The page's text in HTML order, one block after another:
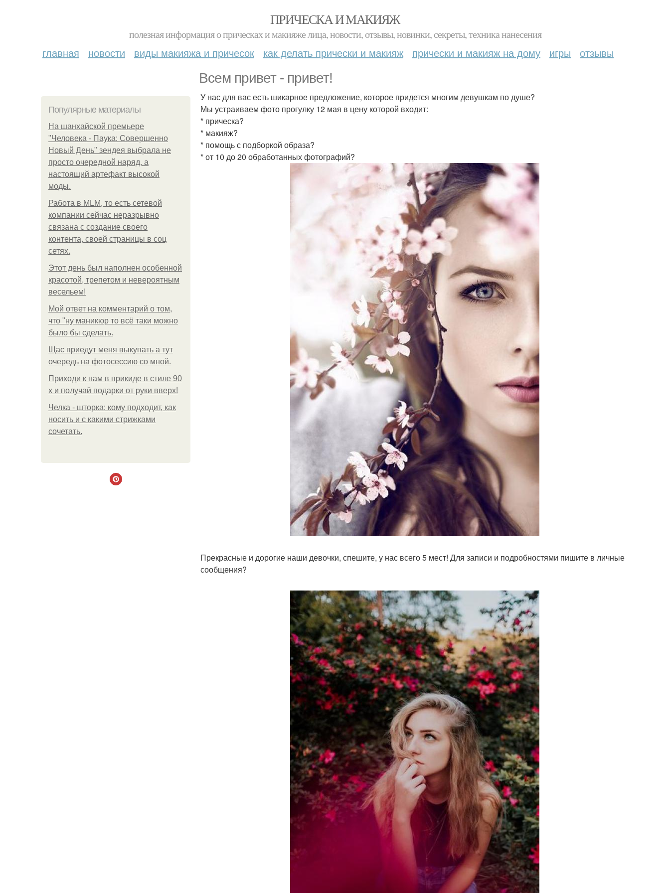
ПРИЧЕСКА И МАКИЯЖ
полезная информация о прическах и макияже лица, новости, отзывы, новинки, секреты, техника нанесения
главная новости виды макияжа и причесок как делать прически и макияж прически и макияж на дому игры отзывы
Всем привет - привет!
Популярные материалы
На шанхайской премьере
"Человека - Паука: Совершенно
Новый День" зендея выбрала не
просто очередной наряд, а
настоящий артефакт высокой
моды.
Работа в MLM, то есть сетевой
компании сейчас неразрывно
связана с создание своего
контента, своей страницы в соц
сетях.
Этот день был наполнен особенной
красотой, трепетом и невероятным
весельем!
Мой ответ на комментарий о том,
что "ну маникюр то всё таки можно
было бы сделать.
Щас приедут меня выкупать а тут
очередь на фотосессию со мной.
Приходи к нам в прикиде в стиле 90
х и получай подарки от руки вверх!
Челка - шторка: кому подходит, как
носить и с какими стрижками
сочетать.
У нас для вас есть шикарное предложение, которое придется многим девушкам по душе?
Мы устраиваем фото прогулку 12 мая в цену которой входит:
* прическа?
* макияж?
* помощь с подборкой образа?
* от 10 до 20 обработанных фотографий?
Прекрасные и дорогие наши девочки, спешите, у нас всего 5 мест! Для записи и подробностями пишите в личные
сообщения?